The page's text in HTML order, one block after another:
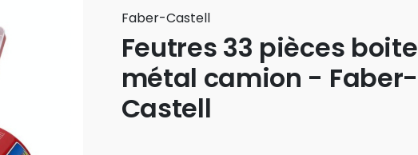
Faber-Castell
Feutres 33 pièces boite
métal camion - Faber-
Castell